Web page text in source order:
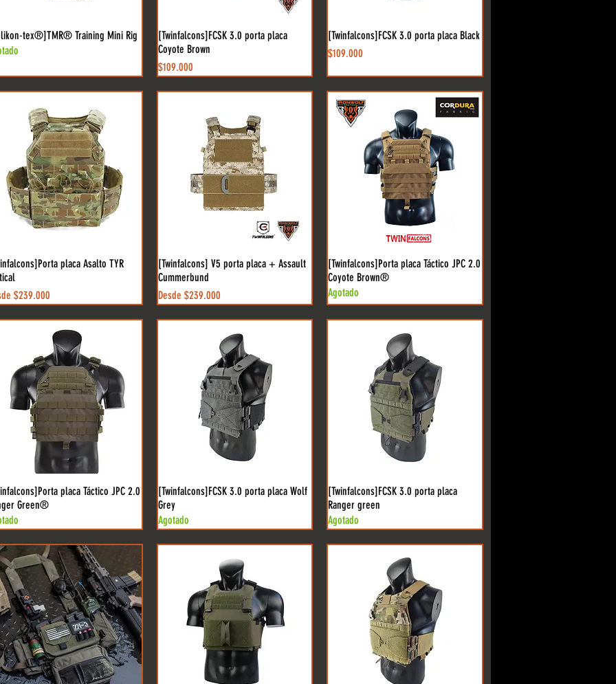
tex®]TMR® Training Mini Rig
[Twinfalcons]FCSK 3.0 porta placa
Coyote Brown
Precio
$109.000
[Twinfalcons]FCSK 3.0 porta placa Black
Precio
$109.000
placa Asalto TYR
$239.000
de oferta
[Twinfalcons] V5 porta placa + Assault
Cummerbund
Desde $239.000
Precio de oferta
[Twinfalcons]Porta placa Táctico JPC 2.0
Coyote Brown®
Agotado
placa Táctico JPC 2.0
Green®
[Twinfalcons]FCSK 3.0 porta placa Wolf
Grey
Agotado
[Twinfalcons]FCSK 3.0 porta placa
Ranger green
Agotado